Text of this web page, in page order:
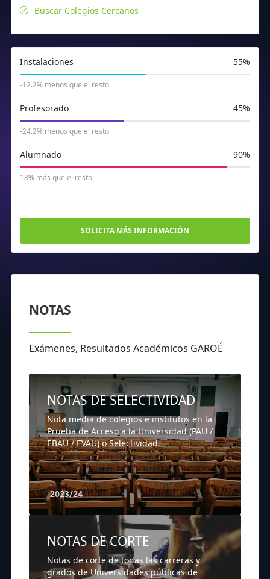
Buscar Colegios Cercanos
Instalaciones 55%
-12.2% menos que el resto
Profesorado 45%
-24.2% menos que el resto
Alumnado 90%
18% más que el resto
SOLICITA MÁS INFORMACIÓN
NOTAS
Exámenes, Resultados Académicos GAROÉ
NOTAS DE SELECTIVIDAD
Nota media de colegios e institutos en la
Prueba de Acceso a la Universidad (PAU /
EBAU / EVAU) o Selectividad.
2023/24
NOTAS DE CORTE
Notas de corte de todas las carreras y
grados de Universidades públicas de